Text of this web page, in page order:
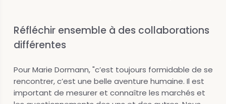
Réfléchir ensemble à des collaborations
différentes
Pour Marie Dormann, "c’est toujours formidable de se
rencontrer, c’est une belle aventure humaine. Il est
important de mesurer et connaître les marchés et